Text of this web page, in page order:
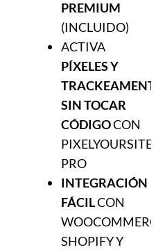
PREMIUM
(INCLUIDO)
ACTIVA
PÍXELES Y
TRACKEAMENTO
SIN TOCAR
CÓDIGOCON
PIXELYOURSITE
PRO
INTEGRACIÓN
FÁCILCON
SHOPIFY Y